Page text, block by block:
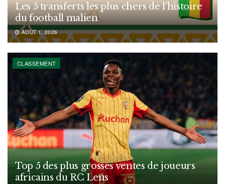
Les 5 transferts les plus chers de l’histoire
du football malien
AOÛT 1, 2026
CLASSEMENT
Top 5 des plus grosses ventes de joueurs
africains du RC Lens